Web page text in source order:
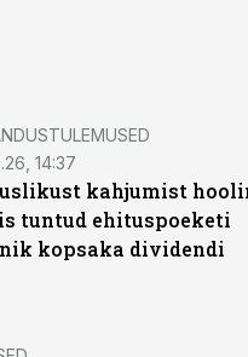
14:37
kahjumist
tuntud ehituspoeketi
kopsaka dividendi